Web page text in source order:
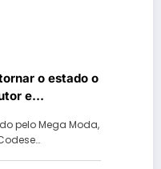
o estado o
e
pelo Mega Moda,